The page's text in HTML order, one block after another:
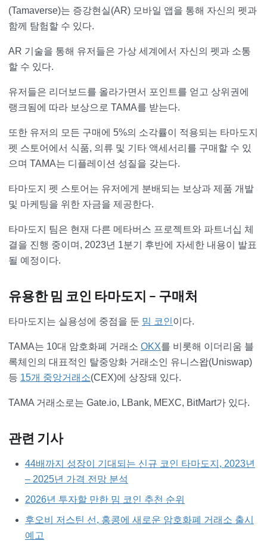
(Tamaverse)는 증강현실(AR) 모바일 앱을 통해 자신의 펫과
함께 탐험할 수 있다.
AR 기술을 통해 유저들은 가상 세계에서 자신의 펫과 소통
할 수 있다.
유저들은 리더보드를 올라가면서 포인트를 얻고 상위권에
랭크됨에 따라 보상으로 TAMA를 받는다.
또한 유저의 모든 구매에 5%의 소각률이 적용되는 타마도지
펫 스토어에서 식품, 의류 및 기타 액세서리를 구매할 수 있
으며 TAMA는 디플레이션 성질을 갖는다.
타마도지 펫 스토어는 유저에게 분배되는 보상과 제품 개발
및 마케팅을 위한 자금을 제공한다.
타마도지 팀은 현재 다른 메타버스 프로젝트와 파트너십 체
결을 진행 중이며, 2023년 1분기 후반에 자세한 내용이 발표
될 예정이다.
유용한 밈 코인 타마도지 – 구매처
타마도지는 실용성에 중점을 둔 밈 코인이다.
TAMA는 10대 암호화폐 거래소 OKX를 비롯해 이더리움 블
록체인의 대표적인 탈중앙화 거래소인 유니스왑(Uniswap)
등 15개 중앙거래소(CEX)에 상장돼 있다.
TAMA 거래소로는 Gate.io, LBank, MEXC, BitMart가 있다.
관련 기사
44배까지 성장이 기대되는 신규 코인 타마도지, 2023년
– 2025년 가격 전망 분석
2026년 투자할 만한 밈 코인 추천 순위
후오비 저스틴 선, 홍콩에 새로운 암호화폐 거래소 출시
예고